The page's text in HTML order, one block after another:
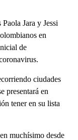
Jara y Jessi
en
de
ciudades
presentará en
tener en su lista
muchísimo desde